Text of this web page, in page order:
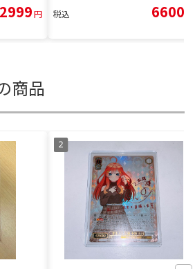
円 税込 6600
商品